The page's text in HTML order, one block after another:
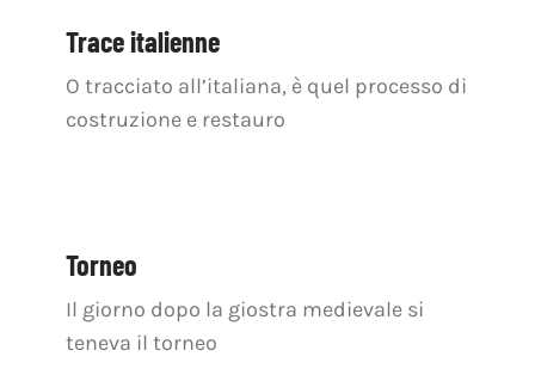
Trace italienne
O tracciato all’italiana, è quel processo di
costruzione e restauro
Torneo
Il giorno dopo la giostra medievale si
teneva il torneo